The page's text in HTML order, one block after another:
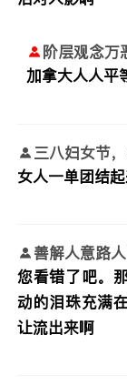
阶层观念万
加拿大人人平
三八妇女节
女人一单团结
善解人意路
您看错了吧。
动的泪珠充满
让流出来啊